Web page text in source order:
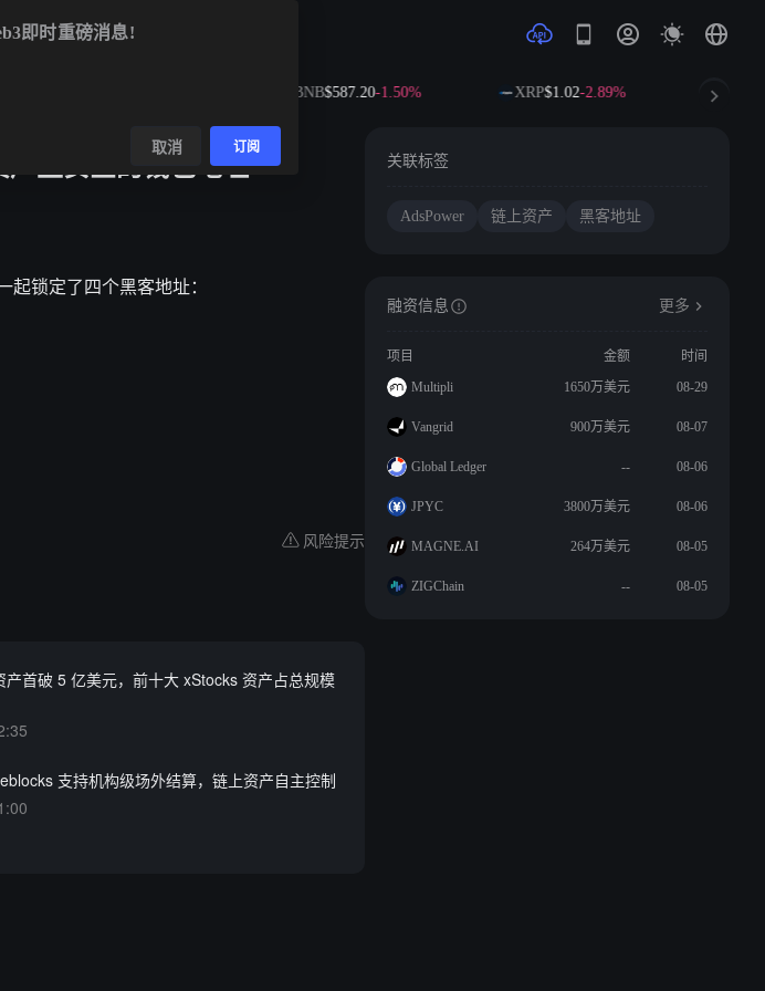
BNB$587.20-1.50% XRP$1.02-2.89%
至安全的钱包地址
锁定了四个黑客地址：
风险提示
产首破 5 亿美元，前十大 xStocks 资产占总规模
支持机构级场外结算，链上资产自主控制
关联标签
AdsPower 链上资产 黑客地址
融资信息 更多
项目 金额
时间
Multipli
1650万美元 08-29
Vangrid 900万美元 08-07
Global Ledger -- 08-06
JPYC 3800万美元 08-06
MAGNE.AI 264万美元 08-05
ZIGChain -- 08-05
即时重磅消息!
取消 订阅